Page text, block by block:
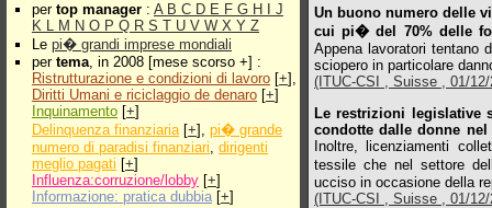
per top manager : A B C D E F G H
J
K L M N O P Q R S T U V W X Y Z
Le pi� grandi imprese mondiali
per tema, in 2008 [mese scorso +] :
Ristrutturazione e condizioni di lavoro [+],
Diritti Umani e riciclaggio de denaro [+]
Inquinamento [+]
Delinquenza finanziaria[+], pi� grande
numero di paradisi finanziari, dirigenti
meglio pagati [+]
Influenza:corruzione/lobby [+]
Informazione: pratica dubbia [+]
Un buono numero delle
cui pi� del 70% delle
Appena lavoratori tentano
sciopero in particolare
(ITUC-CSI , Suisse , 01/
Le restrizioni legislative
condotte dalle donne
Inoltre, licenziamenti
tessile che nel settore
ucciso in occasione della
(ITUC-CSI , Suisse , 01/